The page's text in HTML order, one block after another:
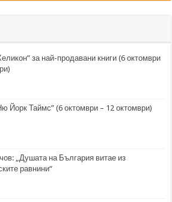
за най-продавани книги (6 октомври
Йорк Таймс” (6 октомври – 12 октомври)
„Душата на България витае из
равнини“